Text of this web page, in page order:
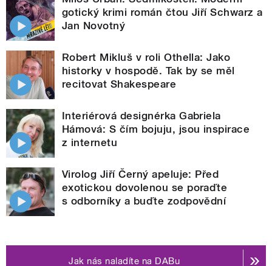
gotický krimi román čtou Jiří Schwarz a
Jan Novotný
Robert Mikluš v roli Othella: Jako
historky v hospodě. Tak by se měl
recitovat Shakespeare
Interiérová designérka Gabriela
Hámová: S čím bojuju, jsou inspirace
z internetu
Virolog Jiří Černý apeluje: Před
exotickou dovolenou se poraďte
s odborníky a buďte zodpovědní
Jak nás naladíte na DABu